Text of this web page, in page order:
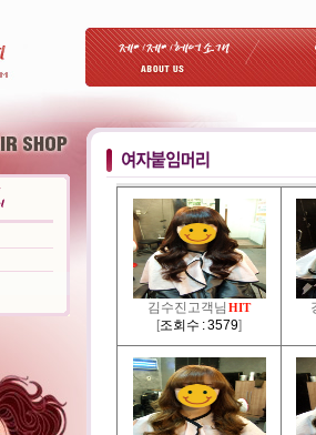
김수진고객님 HIT
[조회수 : 3579]